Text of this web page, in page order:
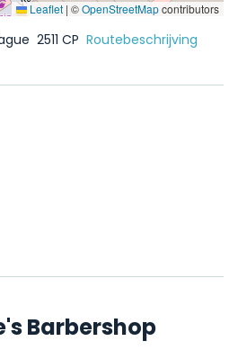
Leaflet | ©OpenStreetMapcontributors
2511 CP Routebeschrijving
Barbershop